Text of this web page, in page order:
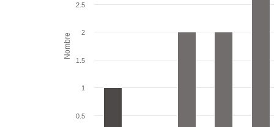
Nombre
0.5
1
1.5
2
2.5